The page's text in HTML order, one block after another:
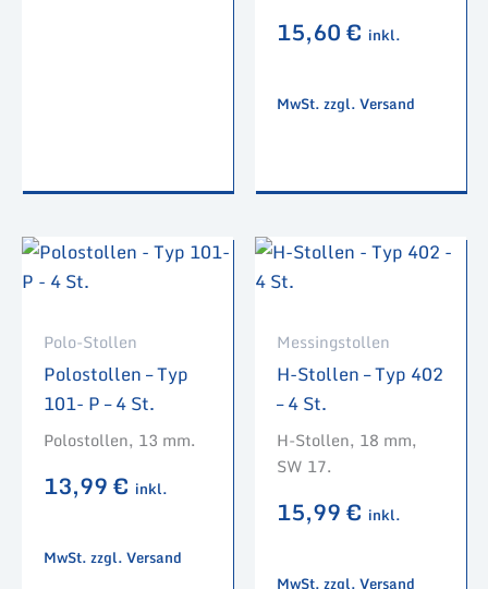
15,60€ inkl.
MwSt. zzgl. Versand
Polo-Stollen
Polostollen – Typ
101- P – 4 St.
Polostollen, 13 mm.
13,99€ inkl.
MwSt. zzgl. Versand
Messingstollen
H-Stollen – Typ 402
– 4 St.
H-Stollen, 18 mm,
SW 17.
15,99€ inkl.
MwSt. zzgl. Versand